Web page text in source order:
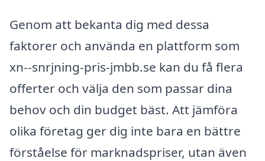
Genom att bekanta dig med dessa
faktorer och använda en plattform som
xn--snrjning-pris-jmbb.se kan du få flera
offerter och välja den som passar dina
behov och din budget bäst. Att jämföra
olika företag ger dig inte bara en bättre
förståelse för marknadspriser, utan även